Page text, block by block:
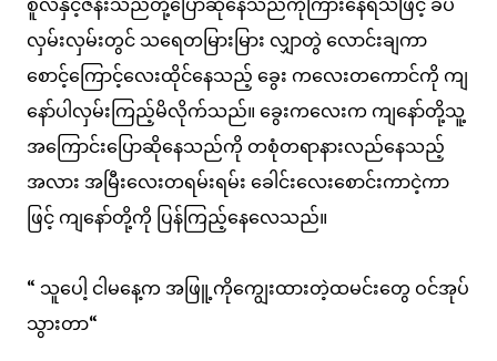
စူလနှင့်ဇနီးသည်တို့ပြောဆိုနေသည်ကိုကြားနေရသဖြင့် ခပ်
လှမ်းလှမ်းတွင် သရေတမြားမြား လျှာတွဲ လောင်းချကာ
စောင့်ကြောင့်လေးထိုင်နေသည့် ခွေး ကလေးတကောင်ကို ကျ
နော်ပါလှမ်းကြည့်မိလိုက်သည်။ ခွေးကလေးက ကျနော်တို့သူ့
အကြောင်းပြောဆိုနေသည်ကို တစုံတရာနားလည်နေသည့်
အလား အမြီးလေးတရမ်းရမ်း ခေါင်းလေးစောင်းကာငဲ့ကာ
ဖြင့် ကျနော်တို့ကို ပြန်ကြည့်နေလေသည်။
“ သူပေါ့ ငါမနေ့က အဖြူ့ကိုကျွေးထားတဲ့ထမင်းတွေ ဝင်အုပ်
သွားတာ“